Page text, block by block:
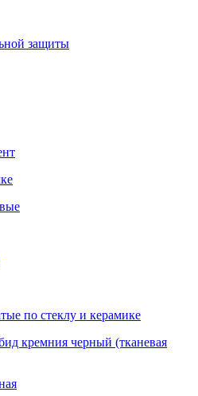
защиты
по стеклу и керамике
кремния черный (тканевая